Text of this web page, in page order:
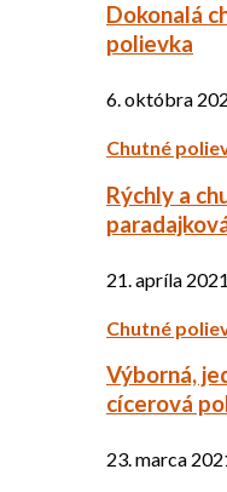
Dokonalá
polievka
6. októbra
Chutné
Rýchly a
21. apríla 2021
Chutné
Výborná,
cícerová
23. marca